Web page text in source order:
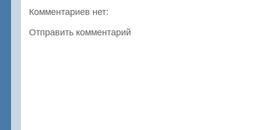
Комментариев нет:
Отправить комментарий